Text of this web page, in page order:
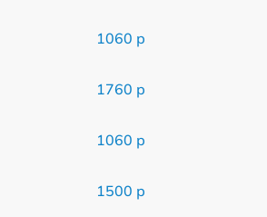
1060 р
1760 р
1060 р
1500 р